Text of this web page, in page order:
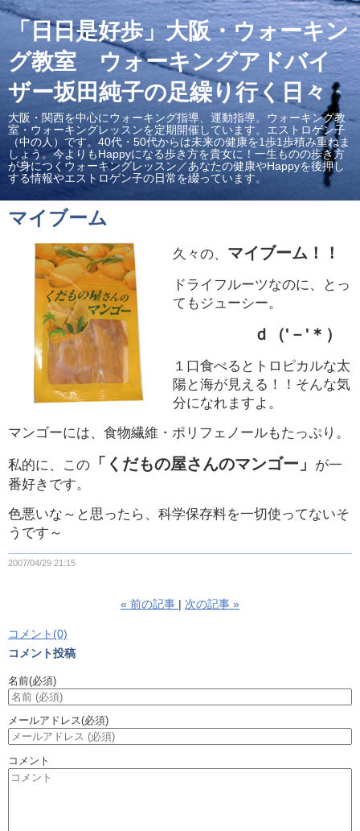
「日日是好歩」大阪・ウォーキン
グ教室 ウォーキングアドバイ
ザー坂田純子の足繰り行く日々
大阪・関西を中心にウォーキング指導、運動指導。ウォーキング教
室・ウォーキングレッスンを定期開催しています。エストロゲン子
（中の人）です。40代・50代からは未来の健康を1歩1歩積み重ねま
しょう。今よりもHappyになる歩き方を貴女に！一生ものの歩き方
が身につくウォーキングレッスン／あなたの健康やHappyを後押し
する情報やエストロゲン子の日常を綴っています。
マイブーム
久々の、 マイブーム！！
ドライフルーツなのに、とっ
てもジューシー。
ｄ（'－'＊）
１口食べるとトロピカルな太
陽と海が見える！！そんな気
分になれますよ。
マンゴーには、食物繊維・ポリフェノールもたっぷり。
私的に、この 「くだもの屋さんのマンゴー」
が一
番好きです。
色悪いな～と思ったら、科学保存料を一切使ってないそ
うです～
2007/04/29 21:15
« 前の記事 次の記事 »
コメント(0)
コメント投稿
名前(必須)
メールアドレス(必須)
コメント